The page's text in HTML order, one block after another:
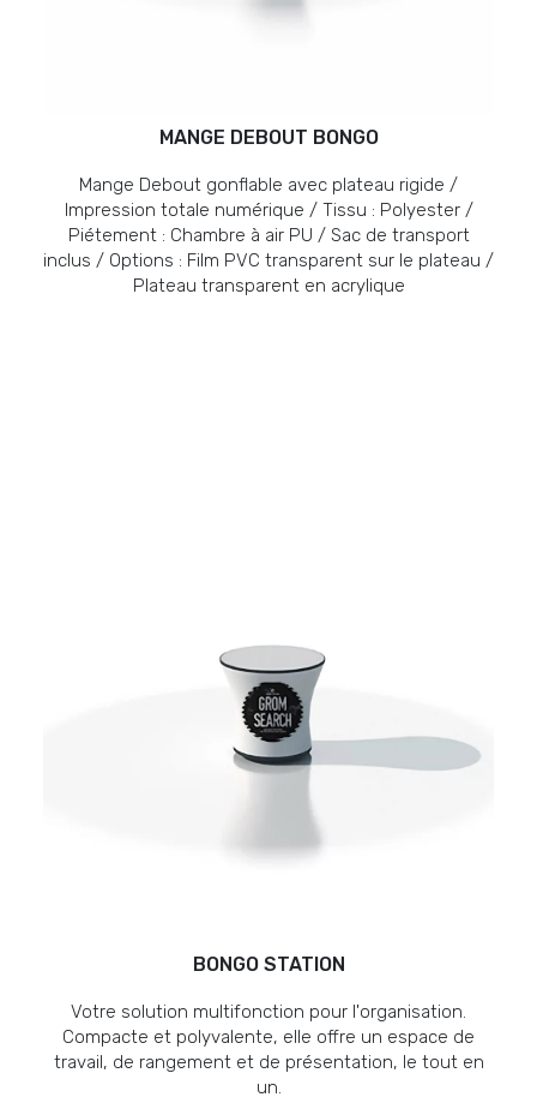
MANGE DEBOUT BONGO
Mange Debout gonflable avec plateau rigide /
Impression totale numérique / Tissu : Polyester /
Piétement : Chambre à air PU / Sac de transport
inclus / Options : Film PVC transparent sur le plateau /
Plateau transparent en acrylique
BONGO STATION
Votre solution multifonction pour l'organisation.
Compacte et polyvalente, elle offre un espace de
travail, de rangement et de présentation, le tout en
un.